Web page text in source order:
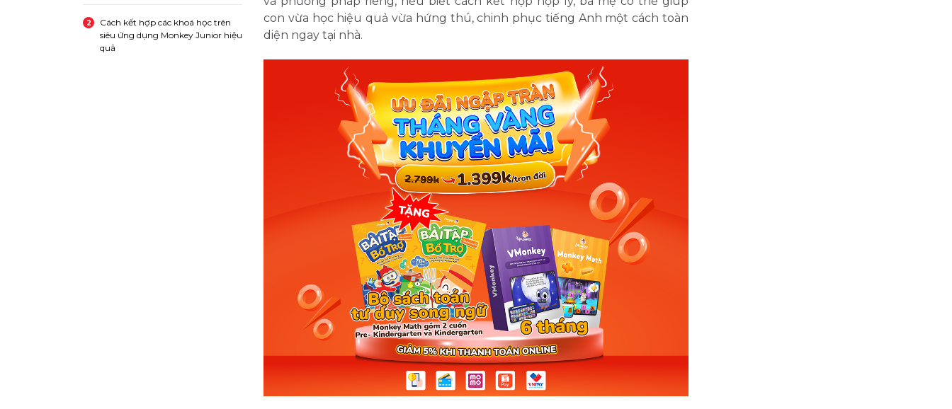
2
Cách kết hợp các khoá học trên
siêu ứng dụng Monkey Junior hiệu
quả
con vừa học hiệu quả vừa hứng thú, chinh phục tiếng Anh một cách toàn
diện ngay tại nhà.